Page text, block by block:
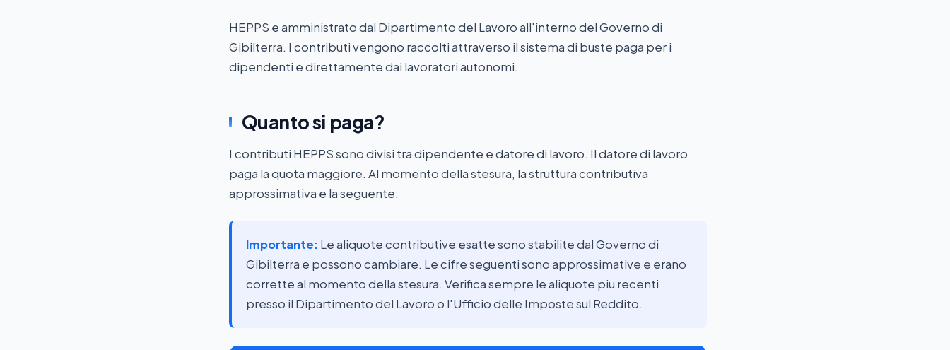
HEPPS e amministrato dal Dipartimento del Lavoro all'interno del Governo di
Gibilterra. I contributi vengono raccolti attraverso il sistema di buste paga per i
dipendenti e direttamente dai lavoratori autonomi.
Quanto si paga?
I contributi HEPPS sono divisi tra dipendente e datore di lavoro. Il datore di lavoro
paga la quota maggiore. Al momento della stesura, la struttura contributiva
approssimativa e la seguente:
Importante: Le aliquote contributive esatte sono stabilite dal Governo di
Gibilterra e possono cambiare. Le cifre seguenti sono approssimative e erano
corrette al momento della stesura. Verifica sempre le aliquote piu recenti
presso il Dipartimento del Lavoro o l'Ufficio delle Imposte sul Reddito.